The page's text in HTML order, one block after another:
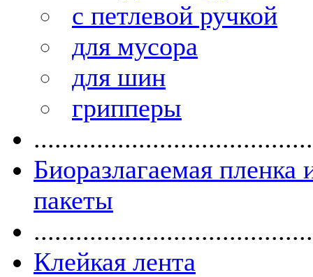
с петлевой ручкой
для мусора
для шин
грипперы
Биоразлагаемая пленка
пакеты
Клейкая лента